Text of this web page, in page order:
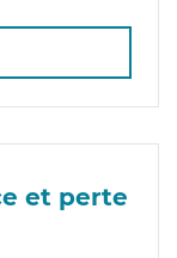
et perte